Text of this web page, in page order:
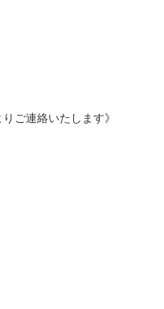
ご連絡いたします》